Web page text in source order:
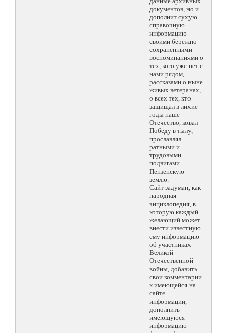
документов, но и
дополнит сухую
справочную
информацию
своими бережно
сохраненными
воспоминаниями о
тех, кого уже нет с
нами рядом,
рассказами о ныне
живых ветеранах,
о всех тех, кто
защищал в лихие
годы наше
Отечество, ковал
Победу в тылу,
прославлял
ратными и
трудовыми
подвигами
Пензенскую
землю.
Сайт задуман, как
народная
энциклопедия, в
которую каждый
желающий может
внести известную
ему информацию
об участниках
Великой
Отечественной
войны, добавить
свои комментарии
к имеющейся на
сайте
информации,
дополнить
имеющуюся
информацию